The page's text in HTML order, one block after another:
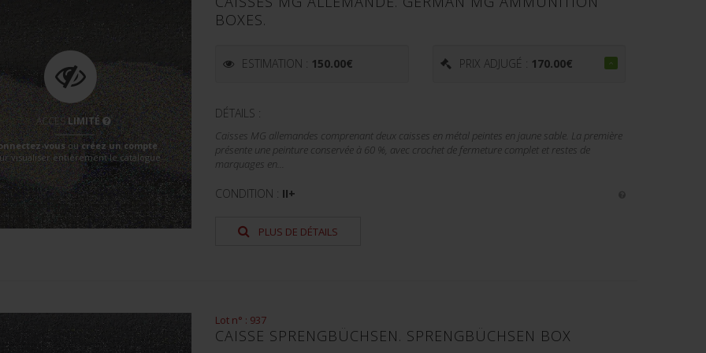
ACCÈSLIMITÉ
vousoucréez un compte
visualiser entièrement le catalogue
BOXES.
ESTIMATION : 150.00€ PRIX ADJUGÉ : 170.00€
DÉTAILS :
Caisses MG allemandes comprenant deux caisses en métal peintes en jaune sable. La première
présente une peinture conservée à 60 %, avec crochet de fermeture complet et restes de
marquages en...
CONDITION : II+
PLUS DE DÉTAILS
Lot n° : 937
CAISSE SPRENGBÜCHSEN. SPRENGBÜCHSEN BOX